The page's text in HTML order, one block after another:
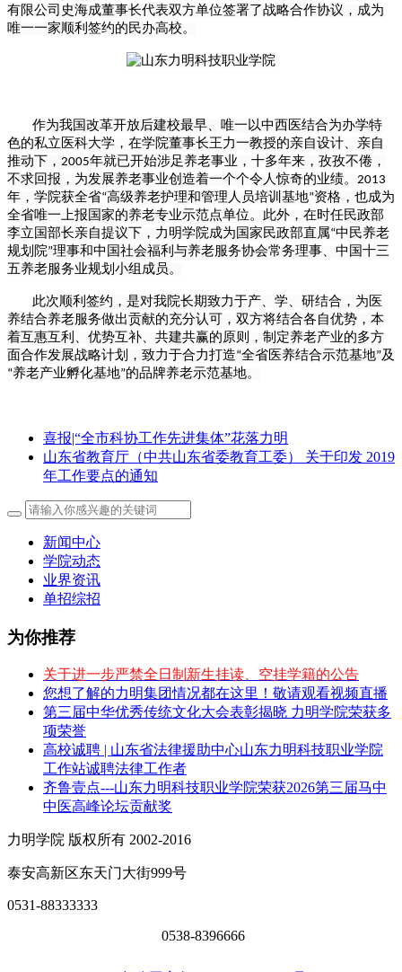
有限公司史海成董事长代表双方单位签署了战略合作协议，成为
唯一一家顺利签约的民办高校。
作为我国改革开放后建校最早、唯一以中西医结合为办学特
色的私立医科大学，在学院董事长王力一教授的亲自设计、亲自
推动下， 2005年就已开始涉足养老事业，十多年来，孜孜不倦，
不求回报，为发展养老事业创造着一个个令人惊奇的业绩。 2013
年，学院获全省“高级养老护理和管理人员培训基地”资格，也成为
全省唯一上报国家的养老专业示范点单位。此外，在时任民政部
李立国部长亲自提议下，力明学院成为国家民政部直属“中民养老
规划院”理事和中国社会福利与养老服务协会常务理事、中国十三
五养老服务业规划小组成员。
此次顺利签约，是对我院长期致力于产、学、研结合，为医
养结合养老服务做出贡献的充分认可，双方将结合各自优势，本
着互惠互利、优势互补、共建共赢的原则，制定养老产业的多方
面合作发展战略计划，致力于合力打造“全省医养结合示范基地”及
“养老产业孵化基地”的品牌养老示范基地。
喜报|“全市科协工作先进集体”花落力明
山东省教育厅（中共山东省委教育工委） 关于印发 2019
年工作要点的通知
新闻中心
学院动态
业界资讯
单招综招
为你推荐
关于进一步严禁全日制新生挂读、空挂学籍的公告
您想了解的力明集团情况都在这里！敬请观看视频直播
第三届中华优秀传统文化大会表彰揭晓 力明学院荣获多
项荣誉
高校诚聘 | 山东省法律援助中心山东力明科技职业学院
工作站诚聘法律工作者
齐鲁壹点---山东力明科技职业学院荣获2026第三届马中
中医高峰论坛贡献奖
力明学院 版权所有 2002-2016
泰安高新区东天门大街999号
0531-88333333
0538-8396666